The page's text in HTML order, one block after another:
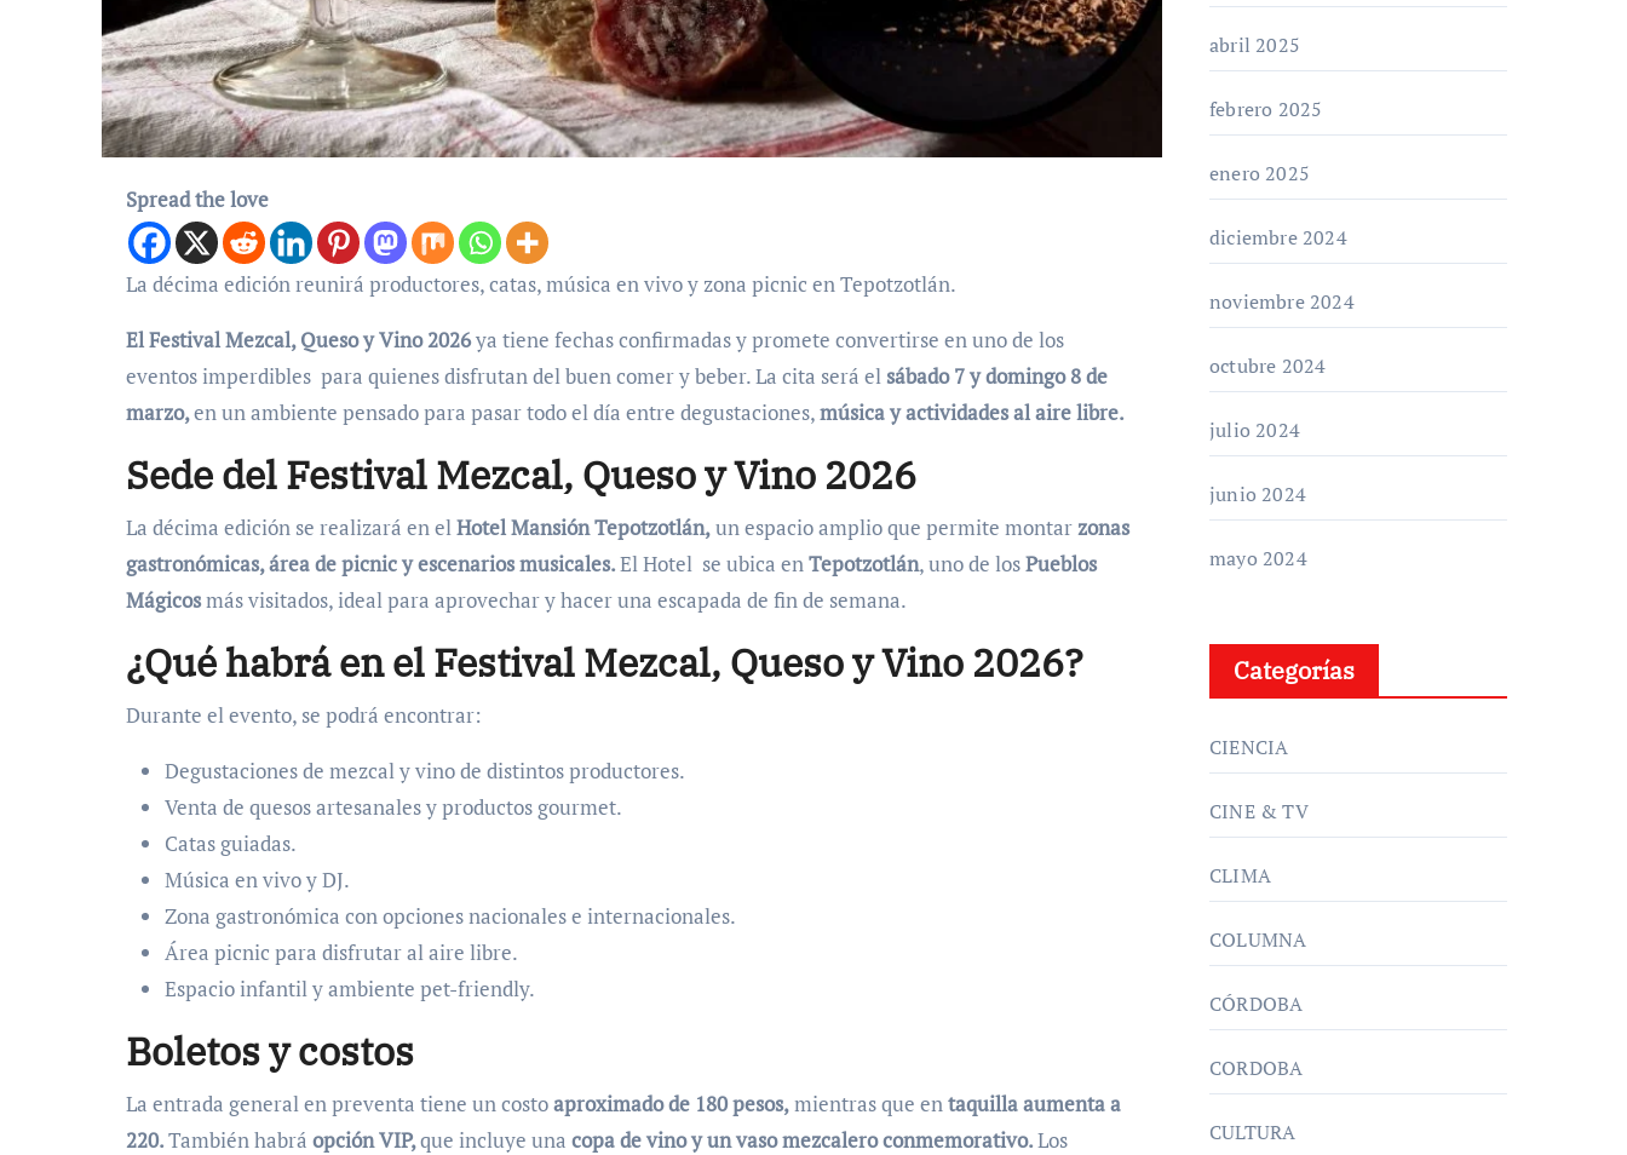
Spread the love
La décima edición reunirá productores, catas, música en vivo y zona picnic en Tepotzotlán.
El Festival Mezcal, Queso y Vino 2026ya tiene fechas confirmadas y promete convertirse en uno de los
eventos imperdibles para quienes disfrutan del buen comer y beber. La cita será el sábado 7 y domingo 8 de
marzo,en un ambiente pensado para pasar todo el día entre degustaciones,música y actividades al aire libre.
Sede del Festival Mezcal, Queso y Vino 2026
La décima edición se realizará en elHotel Mansión Tepotzotlán,un espacio amplio que permite montarzonas
gastronómicas, área de picnic y escenarios musicales.El Hotel se ubica enTepotzotlán, uno de losPueblos
Mágicosmás visitados, ideal para aprovechar y hacer una escapada de fin de semana.
¿Qué habrá en el Festival Mezcal, Queso y Vino 2026?
Durante el evento, se podrá encontrar:
Degustaciones de mezcal y vino de distintos productores.
Venta de quesos artesanales y productos gourmet.
Catas guiadas.
Música en vivo y DJ.
Zona gastronómica con opciones nacionales e internacionales.
Área picnic para disfrutar al aire libre.
Espacio infantil y ambiente pet-friendly.
Boletos y costos
La entrada general en preventa tiene un costoaproximado de 180 pesos,mientras que entaquilla aumenta a
220.También habrá opción VIP,que incluye una copa de vino y un vaso mezcalero conmemorativo.Los
abril 2025
febrero 2025
enero 2025
diciembre 2024
noviembre 2024
octubre 2024
julio 2024
junio 2024
mayo 2024
Categorías
CIENCIA
CINE & TV
CLIMA
COLUMNA
CÓRDOBA
CORDOBA
CULTURA